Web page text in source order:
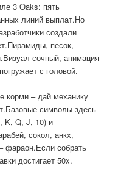
3 Oaks: пять
линий выплат.Но
создали
песок,
сочный, анимация
с головой.
корми – дай механику
символы здесь
K, Q, J, 10) и
сокол, анкх,
фараон.Если собрать
достигает 50x.